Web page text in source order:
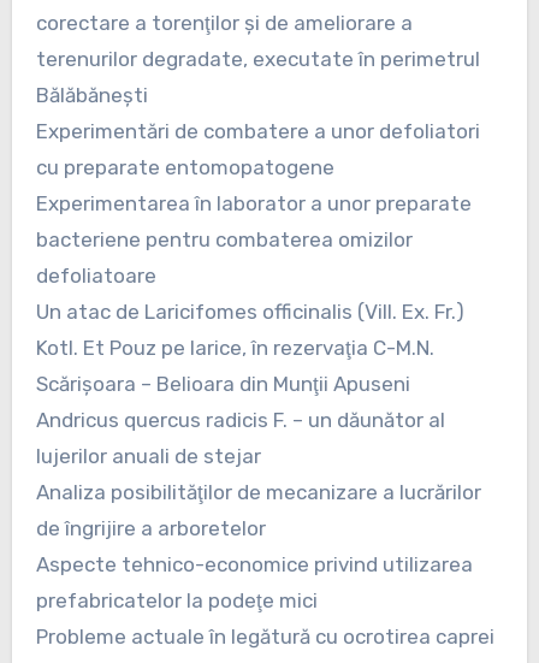
corectare a torenţilor şi de ameliorare a
terenurilor degradate, executate în perimetrul
Bălăbăneşti
Experimentări de combatere a unor defoliatori
cu preparate entomopatogene
Experimentarea în laborator a unor preparate
bacteriene pentru combaterea omizilor
defoliatoare
Un atac de Laricifomes officinalis (Vill. Ex. Fr.)
Kotl. Et Pouz pe larice, în rezervaţia C-M.N.
Scărişoara – Belioara din Munţii Apuseni
Andricus quercus radicis F. – un dăunător al
lujerilor anuali de stejar
Analiza posibilităţilor de mecanizare a lucrărilor
de îngrijire a arboretelor
Aspecte tehnico-economice privind utilizarea
prefabricatelor la podeţe mici
Probleme actuale în legătură cu ocrotirea caprei